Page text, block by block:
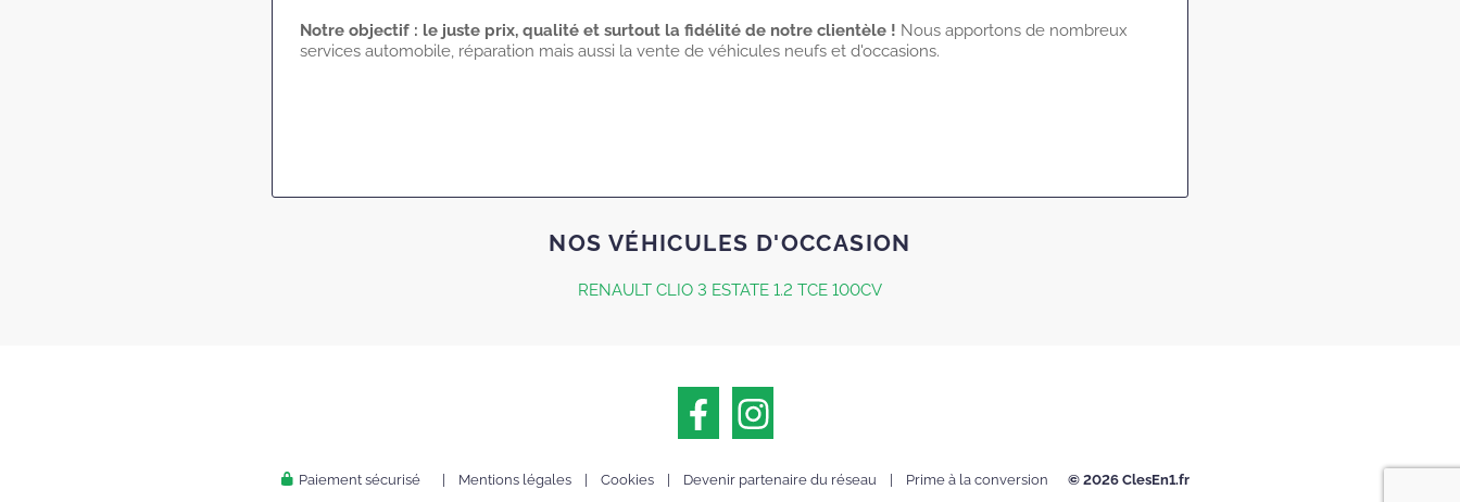
Notre objectif : le juste prix, qualité et surtout la fidélité de notre clientèle ! Nous apportons de nombreux
services automobile, réparation mais aussi la vente de véhicules neufs et d'occasions.
NOS VÉHICULES D'OCCASION
RENAULT CLIO 3 ESTATE 1.2 TCE 100CV
Paiement sécurisé Mentions légales Cookies Devenir partenaire du réseau Prime à la conversion © 2026 ClesEn1.fr